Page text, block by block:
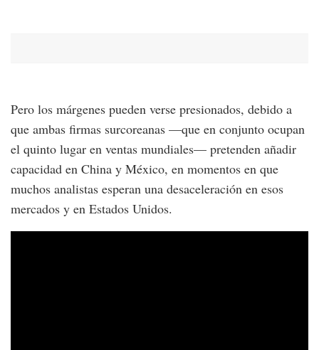
Pero los márgenes pueden verse presionados, debido a
que ambas firmas surcoreanas —que en conjunto ocupan
el quinto lugar en ventas mundiales— pretenden añadir
capacidad en China y México, en momentos en que
muchos analistas esperan una desaceleración en esos
mercados y en Estados Unidos.